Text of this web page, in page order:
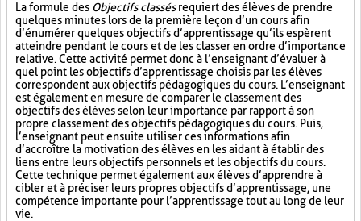
La formule des Objectifs classésrequiert des élèves de prendre
quelques minutes lors de la première leçon d’un cours afin
d’énumérer quelques objectifs d’apprentissage qu’ils espèrent
atteindre pendant le cours et de les classer en ordre d’importance
relative. Cette activité permet donc à l’enseignant d’évaluer à
quel point les objectifs d’apprentissage choisis par les élèves
correspondent aux objectifs pédagogiques du cours. L’enseignant
est également en mesure de comparer le classement des
objectifs des élèves selon leur importance par rapport à son
propre classement des objectifs pédagogiques du cours. Puis,
l’enseignant peut ensuite utiliser ces informations afin
d’accroître la motivation des élèves en les aidant à établir des
liens entre leurs objectifs personnels et les objectifs du cours.
Cette technique permet également aux élèves d’apprendre à
cibler et à préciser leurs propres objectifs d’apprentissage, une
compétence importante pour l’apprentissage tout au long de leur
vie.